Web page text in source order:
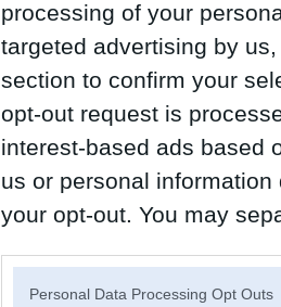
processing of your
targeted advertising by
section to confirm your
opt-out request is
interest-based ads based
us or personal
your opt-out. You may
Personal Data Processing Opt Outs